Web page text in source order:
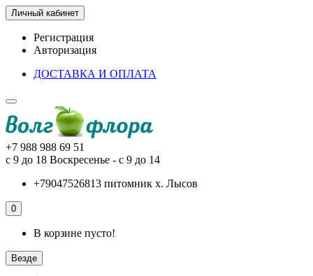
Личный кабинет
Регистрация
Авторизация
ДОСТАВКА И ОПЛАТА
+7 988 988 69 51
с 9 до 18 Воскресенье - с 9 до 14
+79047526813 питомник х. Лысов
0
В корзине пусто!
Везде